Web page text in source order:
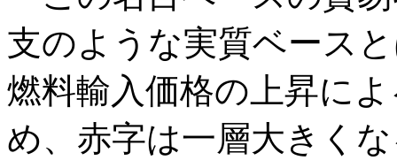
支のような実質ベース
燃料輸入価格の上昇に
め、赤字は一層大きく